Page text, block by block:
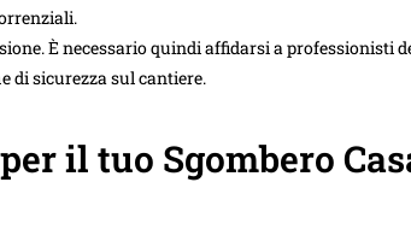
È necessario quindi affidarsi a professionisti
di sicurezza sul cantiere.
il tuo Sgombero